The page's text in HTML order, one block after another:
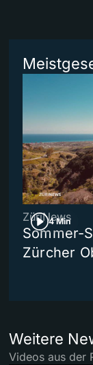
4 Min
ZüriNews
Sommer-
Zürcher
Weitere
Videos aus der